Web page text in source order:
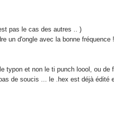
pas le cas des autres .. )
un d'ongle avec la bonne
et non le ti punch loool, ou
de soucis ... le .hex est déjà édité